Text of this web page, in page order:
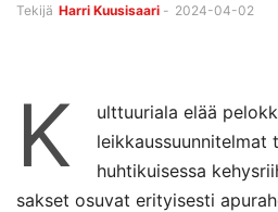
Tekijä Harri Kuusisaari - 2024-04-02
K
ulttuuriala elää
leikkaussuunnitelmat
huhtikuisessa
sakset osuvat erityisesti